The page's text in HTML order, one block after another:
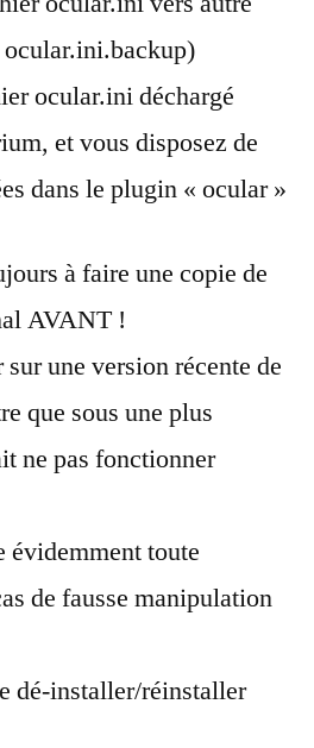
ocular.ini.backup)
ocular.ini déchargé
et vous disposez de
dans le plugin « ocular »
à faire une copie de
AVANT !
une version récente de
que sous une plus
ne pas fonctionner
évidemment toute
de fausse manipulation
dé-installer/réinstaller